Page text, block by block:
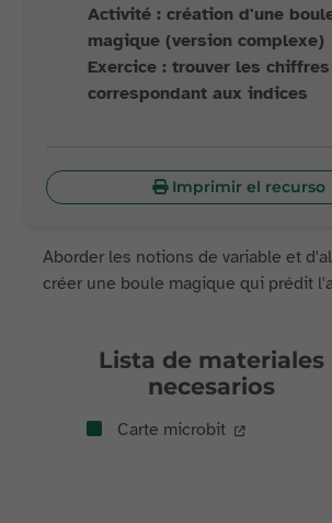
Activité : création d'une
magique (version complexe)
Exercice : trouver les
correspondant aux indices
Imprimir el recurso
Aborder les notions de variable et
créer une boule magique qui prédit
Lista de materiales
necesarios
Carte microbit